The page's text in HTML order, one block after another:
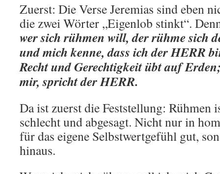
Zuerst: Die Verse Jeremias sind eben
die zwei Wörter „Eigenlob stinkt“.
wer sich rühmen will, der rühme sich
und mich kenne, dass ich der HERR
Recht und Gerechtigkeit übt auf
mir, spricht der HERR.
Da ist zuerst die Feststellung: Rühmen
schlecht und abgesagt. Nicht nur in
für das eigene Selbstwertgefühl gut,
hinaus.